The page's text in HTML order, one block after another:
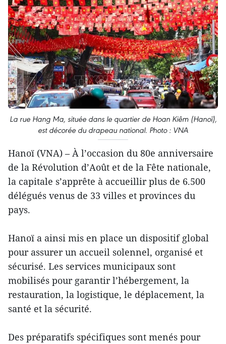
La rue Hang Ma, située dans le quartier de Hoan Kiêm (Hanoï),
est décorée du drapeau national. Photo : VNA
Hanoï (VNA) – À l’occasion du 80e anniversaire
de la Révolution d’Août et de la Fête nationale,
la capitale s’apprête à accueillir plus de 6.500
délégués venus de 33 villes et provinces du
pays.
Hanoï a ainsi mis en place un dispositif global
pour assurer un accueil solennel, organisé et
sécurisé. Les services municipaux sont
mobilisés pour garantir l’hébergement, la
restauration, la logistique, le déplacement, la
santé et la sécurité.
Des préparatifs spécifiques sont menés pour